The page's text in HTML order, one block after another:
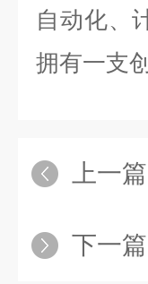
自动化、
拥有一支
上一篇
下一篇